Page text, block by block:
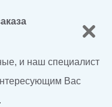
и наш специалист
Вас